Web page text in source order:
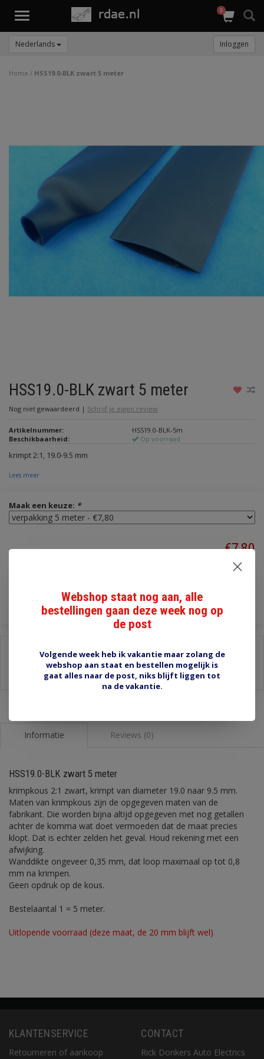
Toggle
0
Nederlands Inloggen
Home / HSS19.0-BLK zwart 5 meter
HSS19.0-BLK zwart 5 meter
Nog niet gewaardeerd | Schrijf je eigen review
Artikelnummer:
HSS19.0-BLK-5m
Beschikbaarheid:
Op voorraad
krimpt 2:1, 19.0-9.5 mm
Lees meer
Maak een keuze: *
€7,80
Incl. btw
Stel een vraag over dit product
Afdrukken
Informatie Reviews (0)
HSS19.0-BLK zwart 5 meter
krimpkous 2:1 zwart, krimpt van diameter 19.0 naar 9.5 mm.
Maten van krimpkous zijn de opgegeven maten van de
fabrikant. Die worden bijna altijd opgegeven met nog getallen
achter de komma wat doet vermoeden dat de maat precies
klopt. Dat is echter zelden het geval. Houd rekening met een
afwijking.
Wanddikte ongeveer 0,35 mm, dat loop maximaal op tot 0,8
mm na krimpen.
Geen opdruk op de kous.
Bestelaantal 1 = 5 meter.
Uitlopende voorraad (deze maat, de 20 mm blijft wel)
KLANTENSERVICE
Retourneren of aankoop
CONTACT
Rick Donkers Auto Electrics
Webshop staat nog aan, alle
bestellingen gaan deze week nog op
de post
Volgende week heb ik vakantie maar zolang de
webshop aan staat en bestellen mogelijk is
gaat alles naar de post, niks blijft liggen tot
na de vakantie.